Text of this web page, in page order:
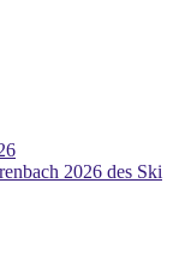
2026 des Ski